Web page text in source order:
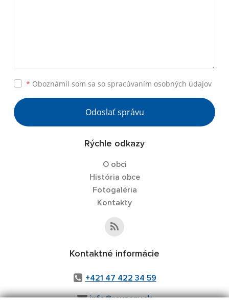
* Oboznámil som sa so spracúvaním osobných údajov
Odoslať správu
Rýchle odkazy
O obci
História obce
Fotogaléria
Kontakty
Kontaktné informácie
+421 47 422 34 59
info@rovnany.sk